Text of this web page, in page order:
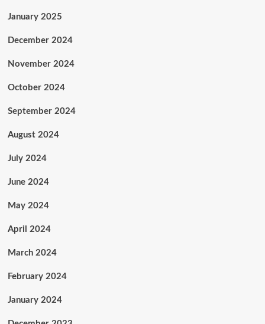
January 2025
December 2024
November 2024
October 2024
September 2024
August 2024
July 2024
June 2024
May 2024
April 2024
March 2024
February 2024
January 2024